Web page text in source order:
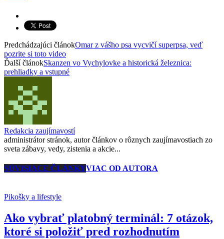
Predchádzajúci článokOmar z vášho psa vycvičí superpsa, veď
pozrite si toto video
Ďalší článokSkanzen vo Vychylovke a historická železnica:
prehliadky a vstupné
Redakcia zaujímavostí
administrátor stránok, autor článkov o rôznych zaujímavostiach zo
sveta zábavy, vedy, zistenia a akcie...
SÚVISIACE ČLÁNKYVIAC OD AUTORA
Pikošky a lifestyle
Ako vybrať platobný terminál: 7 otázok,
ktoré si položiť pred rozhodnutím